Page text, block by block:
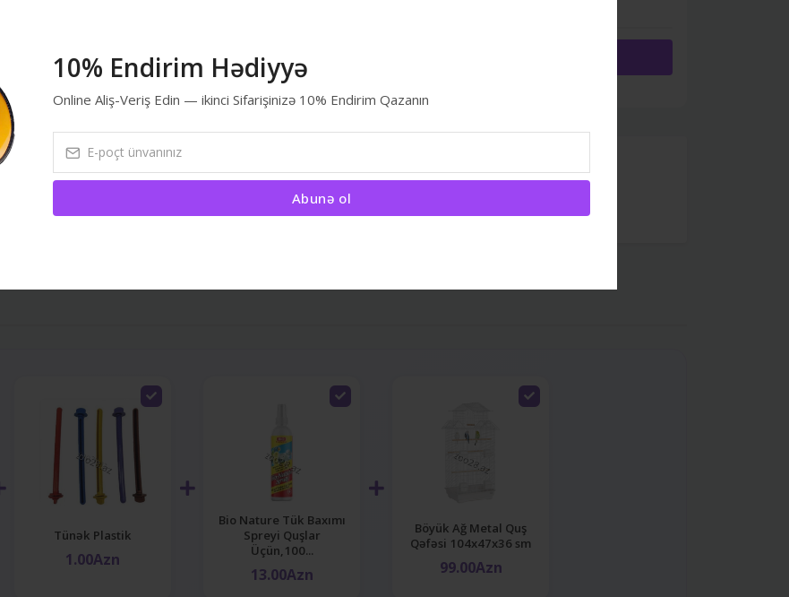
10% Endirim Hədiyyə
Online Aliş-Veriş Edin — ikinci Sifarişinizə 10% Endirim Qazanın
Abunə ol
Tünək Plastik
1.00Azn
Bio Nature Tük Baxımı
Spreyi Quşlar
Üçün,100...
13.00Azn
Böyük Ağ Metal Quş
Qəfəsi 104x47x36 sm
99.00Azn